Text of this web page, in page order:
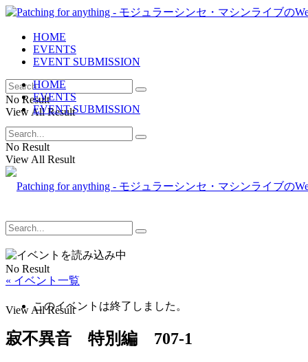
HOME
EVENTS
EVENT SUBMISSION
No Result
View All Result
HOME
EVENTS
EVENT SUBMISSION
No Result
View All Result
No Result
View All Result
« イベント一覧
このイベントは終了しました。
寂不異音 特別編 707-1